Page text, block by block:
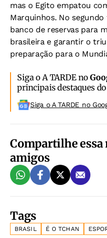
mas o Egito empatou
Marquinhos. No
banco de reservas para
brasileira e garantir o
preparação para o
Siga o A TARDE no
principais destaques
Siga o A TARDE no
Compartilhe essa
amigos
Tags
BRASIL É O TCHAN